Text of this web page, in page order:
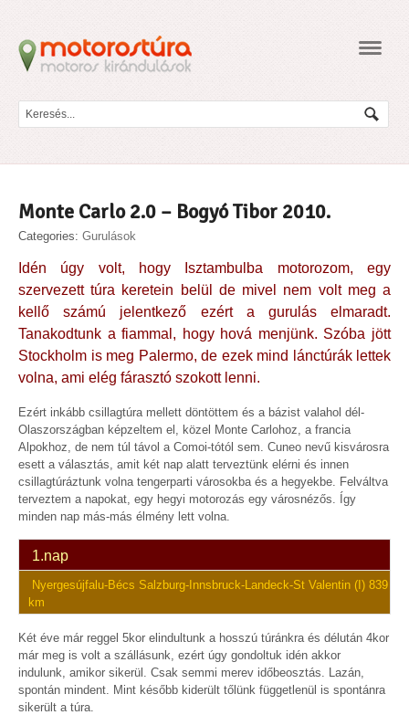
Monte Carlo 2.0 – Bogyó Tibor 2010.
Categories: Gurulások
Idén úgy volt, hogy Isztambulba motorozom, egy
szervezett túra keretein belül de mivel nem volt meg a
kellő számú jelentkező ezért a gurulás elmaradt.
Tanakodtunk a fiammal, hogy hová menjünk. Szóba jött
Stockholm is meg Palermo, de ezek mind lánctúrák lettek
volna, ami elég fárasztó szokott lenni.
Ezért inkább csillagtúra mellett döntöttem és a bázist valahol dél-
Olaszországban képzeltem el, közel Monte Carlohoz, a francia
Alpokhoz, de nem túl távol a Comoi-tótól sem. Cuneo nevű kisvárosra
esett a választás, amit két nap alatt terveztünk elérni és innen
csillagtúráztunk volna tengerparti városokba és a hegyekbe. Felváltva
terveztem a napokat, egy hegyi motorozás egy városnézős. Így
minden nap más-más élmény lett volna.
1.nap
Nyergesújfalu-Bécs Salzburg-Innsbruck-Landeck-St Valentin (I) 839
km
Két éve már reggel 5kor elindultunk a hosszú túránkra és délután 4kor
már meg is volt a szállásunk, ezért úgy gondoltuk idén akkor
indulunk, amikor sikerül. Csak semmi merev időbeosztás. Lazán,
spontán mindent. Mint később kiderült tőlünk függetlenül is spontánra
sikerült a túra.